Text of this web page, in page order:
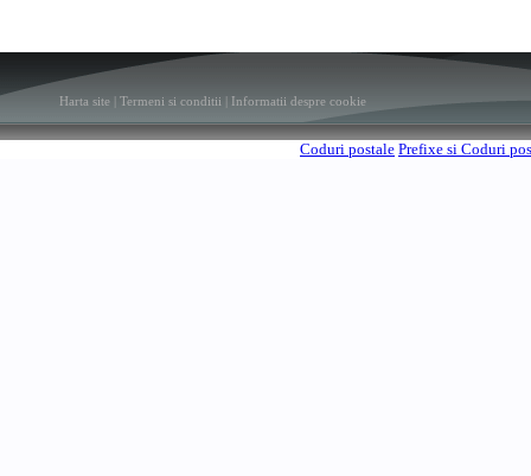
Harta site | Termeni si conditii | Informatii despre cookie
Coduri postale Prefixe si Coduri